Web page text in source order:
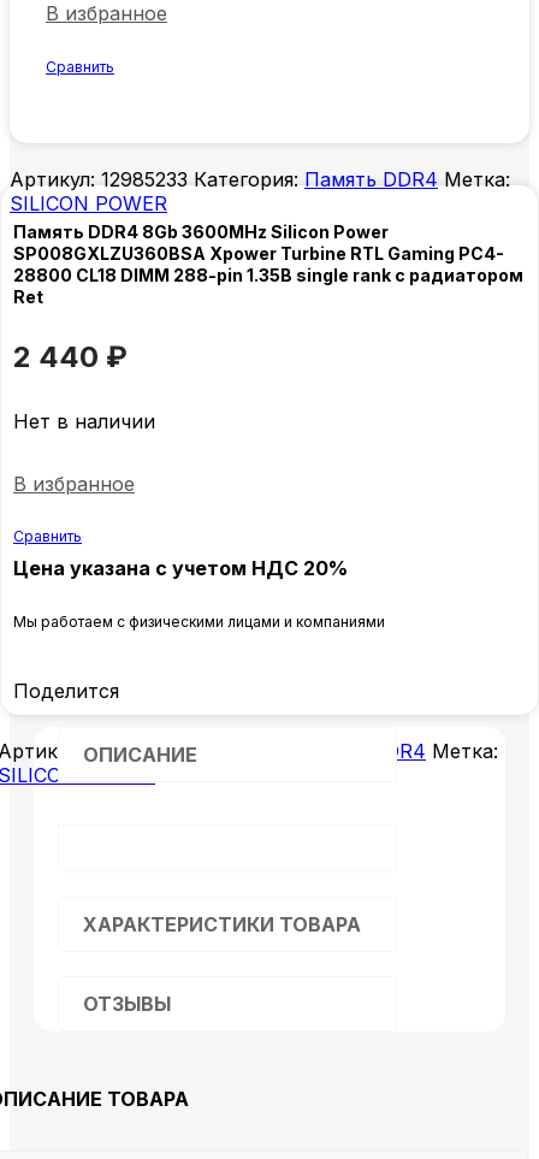
В избранное
Сравнить
Артикул:12985233Категория: Память DDR4 Метка:
SILICON POWER
Память DDR4 8Gb 3600MHz Silicon Power
SP008GXLZU360BSA Xpower Turbine RTL Gaming PC4-
28800 CL18 DIMM 288-pin 1.35В single rank с радиатором
Ret
2 440 ₽
Нет в наличии
В избранное
Сравнить
Цена указана с учетом НДС 20%
Мы работаем с физическими лицами и компаниями
Поделится
12985233Категория: Память DDR4 Метка:
POWER
ОПИСАНИЕ
ХАРАКТЕРИСТИКИ ТОВАРА
ОТЗЫВЫ
ТОВАРА